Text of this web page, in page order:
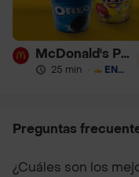
McDonald's Postres
25 min · ENVÍO GRATIS
Preguntas
¿Cuáles son los